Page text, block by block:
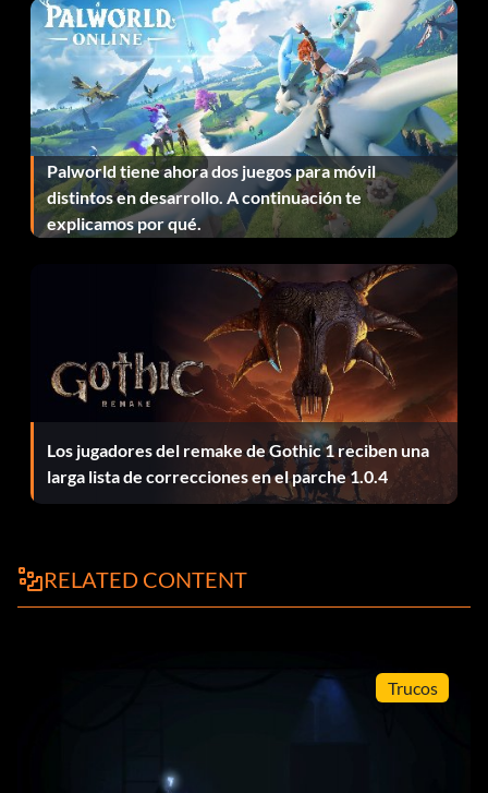
Palworld tiene ahora dos juegos para móvil
distintos en desarrollo. A continuación te
explicamos por qué.
Los jugadores del remake de Gothic 1 reciben una
larga lista de correcciones en el parche 1.0.4
RELATED CONTENT
Trucos